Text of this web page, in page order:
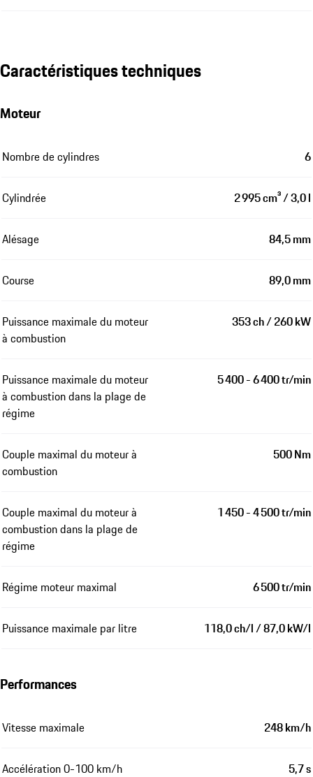
Caractéristiques techniques
Moteur
Nombre de cylindres 6
Cylindrée 2 995 cm³ / 3,0 l
Alésage 84,5 mm
Course 89,0 mm
Puissance maximale du moteur
à combustion
353 ch / 260 kW
Puissance maximale du moteur
à combustion dans la plage de
régime
5 400 - 6 400 tr/min
Couple maximal du moteur à
combustion
500 Nm
Couple maximal du moteur à
combustion dans la plage de
régime
1 450 - 4 500 tr/min
Régime moteur maximal 6 500 tr/min
Puissance maximale par litre 118,0 ch/l / 87,0 kW/l
Performances
Vitesse maximale 248 km/h
Accélération 0-100 km/h 5,7 s